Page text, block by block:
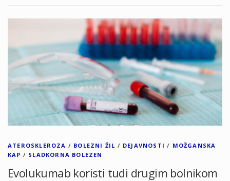
ATEROSKLEROZA / BOLEZNI ŽIL / DEJAVNOSTI / MOŽGANSKA
KAP / SLADKORNA BOLEZEN
Evolukumab koristi tudi drugim bolnikom